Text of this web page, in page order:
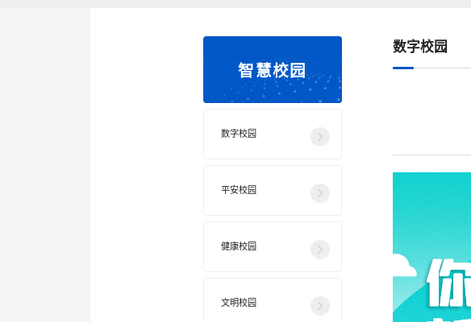
智慧校园
数字校园
平安校园
健康校园
文明校园
数字校园